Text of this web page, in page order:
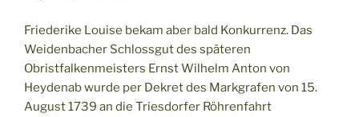
Friederike Louise bekam aber bald Konkurrenz. Das
Weidenbacher Schlossgut des späteren
Obristfalkenmeisters Ernst Wilhelm Anton von
Heydenab wurde per Dekret des Markgrafen von 15.
August 1739 an die Triesdorfer Röhrenfahrt